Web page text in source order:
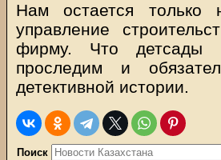
Нам остается только
управление
фирму. Что детсады
проследим и
детективной истории.
Поиск